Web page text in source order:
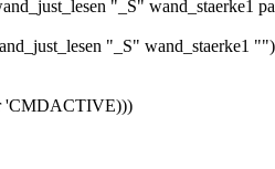
"_S" wand_staerke1
"_S" wand_staerke1
'CMDACTIVE)))